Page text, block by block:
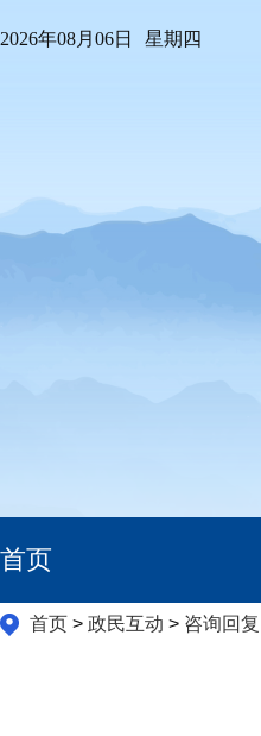
2026年08月06日 星期四
首页
首页 > 政民互动 > 咨询回复